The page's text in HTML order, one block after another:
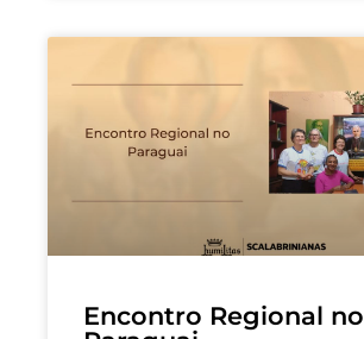
Encontro Regional no